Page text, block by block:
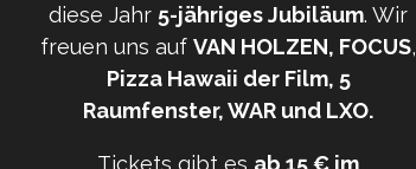
diese Jahr 5-jähriges Jubiläum. Wir
freuen uns aufVAN HOLZEN, FOCUS,
Pizza Hawaii der Film, 5
Raumfenster, WAR und LXO.
Tickets gibt es ab 15 € im